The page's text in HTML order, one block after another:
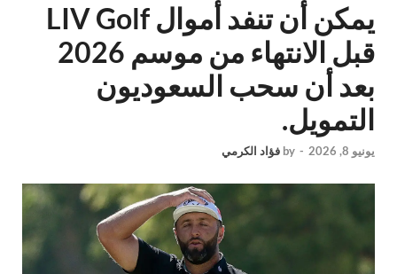
يمكن أن تنفد أموال LIV Golf
قبل الانتهاء من موسم 2026
بعد أن سحب السعوديون
التمويل.
يونيو 8, 2026 -
by فؤاد الكرمي